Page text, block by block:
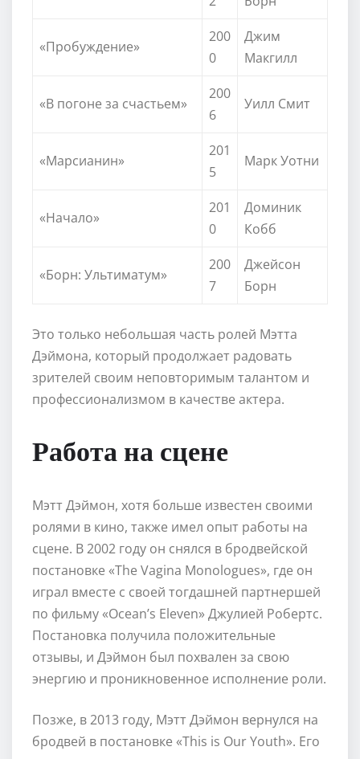
«Пробуждение»
200
0
Джим
Макгилл
«В погоне за счастьем»
200
6
Уилл Смит
«Марсианин»
201
5
Марк Уотни
«Начало»
201
0
Доминик
Кобб
«Борн: Ультиматум»
200
7
Джейсон
Борн
Это только небольшая часть ролей Мэтта
Дэймона, который продолжает радовать
зрителей своим неповторимым талантом и
профессионализмом в качестве актера.
Работа на сцене
Мэтт Дэймон, хотя больше известен своими
ролями в кино, также имел опыт работы на
сцене. В 2002 году он снялся в бродвейской
постановке «The Vagina Monologues», где он
играл вместе с своей тогдашней партнершей
по фильму «Ocean’s Eleven» Джулией Робертс.
Постановка получила положительные
отзывы, и Дэймон был похвален за свою
энергию и проникновенное исполнение роли.
Позже, в 2013 году, Мэтт Дэймон вернулся на
бродвей в постановке «This is Our Youth». Его